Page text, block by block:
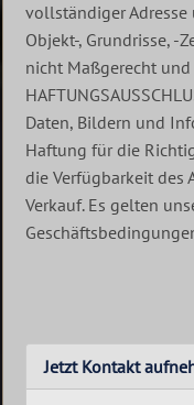
vollständiger
Objekt-, Grundrisse, -
nicht Maßgerecht
Daten, Bildern und
Haftung für die
die Verfügbarkeit des
Verkauf. Es gelten
Jetzt Kontakt